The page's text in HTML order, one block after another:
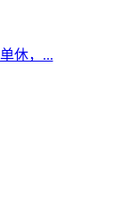
休，...